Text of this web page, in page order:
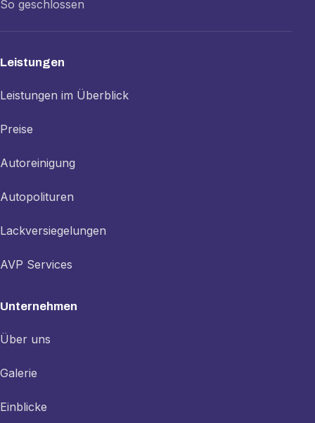
So geschlossen
Leistungen
Leistungen im Überblick
Preise
Autoreinigung
Autopolituren
Lackversiegelungen
AVP Services
Unternehmen
Über uns
Galerie
Einblicke